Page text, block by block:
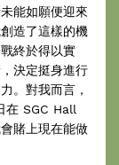
能如願便迎來
造了這樣的機
終於得以實
決定挺身進行
。對我而言，
在 SGC Hall
賭上現在能做